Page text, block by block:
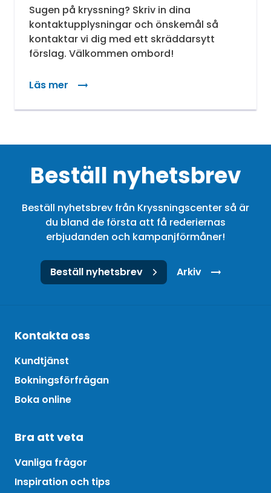
Sugen på kryssning? Skriv in dina
kontaktupplysningar och önskemål så
kontaktar vi dig med ett skräddarsytt
förslag. Välkommen ombord!
Läs mer
Beställ nyhetsbrev
Beställ nyhetsbrev från Kryssningscenter så är
du bland de första att få rederiernas
erbjudanden och kampanjförmåner!
Beställ nyhetsbrev Arkiv
Kontakta oss
Kundtjänst
Bokningsförfrågan
Boka online
Bra att veta
Vanliga frågor
Inspiration och tips